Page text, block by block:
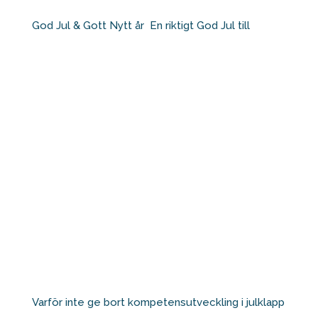
God Jul & Gott Nytt år⁠ ⁠ En riktigt God Jul till
Varför inte ge bort kompetensutveckling i julklapp